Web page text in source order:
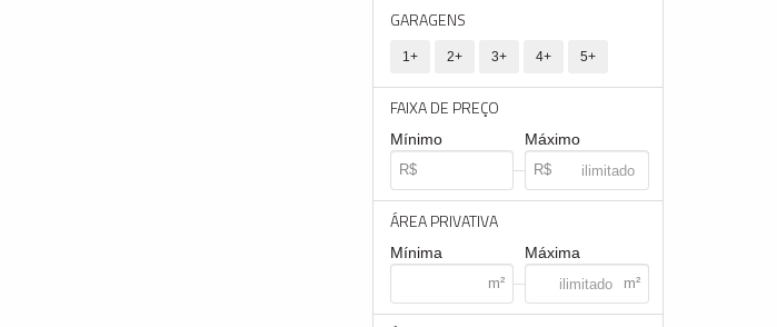
GARAGENS
1+ 2+ 3+ 4+ 5+
FAIXA DE PREÇO
Mínimo Máximo
ÁREA PRIVATIVA
Mínima Máxima